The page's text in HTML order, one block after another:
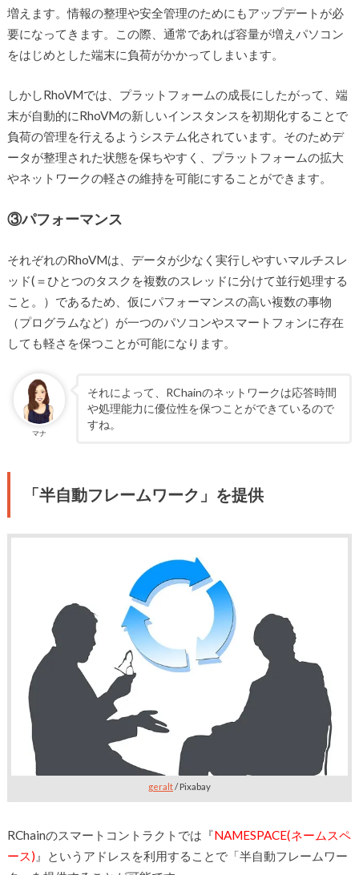
増えます。情報の整理や安全管理のためにもアップデートが必
要になってきます。この際、通常であれば容量が増えパソコン
をはじめとした端末に負荷がかかってしまいます。
しかしRhoVMでは、プラットフォームの成長にしたがって、端
末が自動的にRhoVMの新しいインスタンスを初期化することで
負荷の管理を行えるようシステム化されています。そのためデ
ータが整理された状態を保ちやすく、プラットフォームの拡大
やネットワークの軽さの維持を可能にすることができます。
③パフォーマンス
それぞれのRhoVMは、データが少なく実行しやすいマルチスレ
ッド(＝ひとつのタスクを複数のスレッドに分けて並行処理する
こと。）であるため、仮にパフォーマンスの高い複数の事物
（プログラムなど）が一つのパソコンやスマートフォンに存在
しても軽さを保つことが可能になります。
マナ
それによって、RChainのネットワークは応答時間
や処理能力に優位性を保つことができているので
すね。
「半自動フレームワーク」を提供
geralt/ Pixabay
RChainのスマートコントラクトでは『NAMESPACE(ネームスペ
ース) 』というアドレスを利用することで「半自動フレームワー